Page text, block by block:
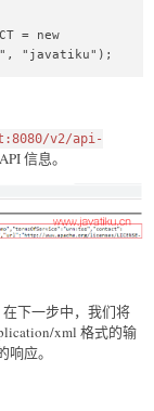
= new
"javatiku");
= new
Demo",
v2/api-
信息。
下一步中，我们将
xml 格式的输
应。